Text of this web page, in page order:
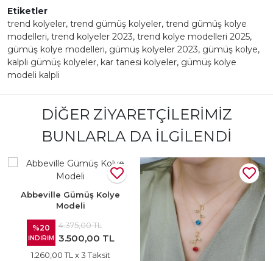
Etiketler
trend kolyeler, trend gümüş kolyeler, trend gümüş kolye
modelleri, trend kolyeler 2023, trend kolye modelleri 2025,
gümüş kolye modelleri, gümüş kolyeler 2023, gümüş kolye,
kalpli gümüş kolyeler, kar tanesi kolyeler, gümüş kolye
modeli kalpli
DIĞER ZIYARETÇILERIMIZ
BUNLARLA DA İLGILENDI
Abbeville Gümüş Kolye
Modeli
%20
İNDİRİM
4.375,00 TL
3.500,00 TL
1.260,00 TL x 3 Taksit